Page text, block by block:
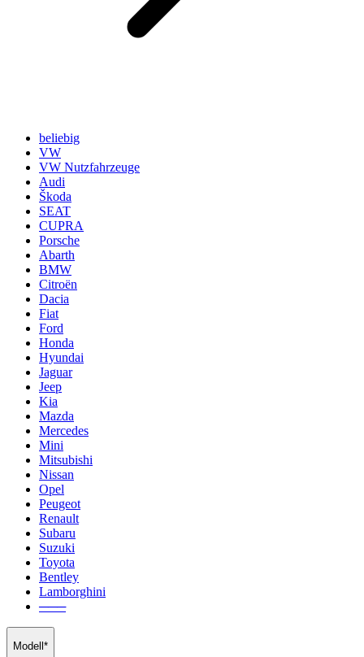
beliebig
VW
VW Nutzfahrzeuge
Audi
Škoda
SEAT
CUPRA
Porsche
Abarth
BMW
Citroën
Dacia
Fiat
Ford
Honda
Hyundai
Jaguar
Jeep
Kia
Mazda
Mercedes
Mini
Mitsubishi
Nissan
Opel
Peugeot
Renault
Subaru
Suzuki
Toyota
Bentley
Lamborghini
───
Modell*